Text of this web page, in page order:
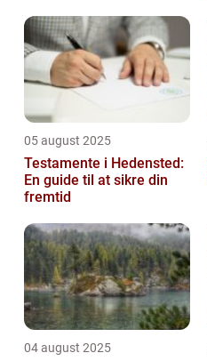
05 august 2025
Testamente i Hedensted:
En guide til at sikre din
fremtid
04 august 2025